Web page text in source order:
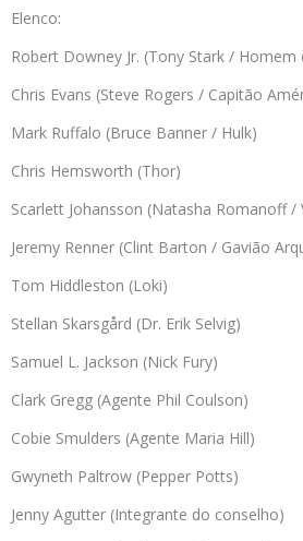
Elenco:
Robert Downey Jr. (Tony Stark / Homem
Chris Evans (Steve Rogers / Capitão
Mark Ruffalo (Bruce Banner / Hulk)
Chris Hemsworth (Thor)
Scarlett Johansson (Natasha Romanoff /
Jeremy Renner (Clint Barton / Gavião
Tom Hiddleston (Loki)
Stellan Skarsgård (Dr. Erik Selvig)
Samuel L. Jackson (Nick Fury)
Clark Gregg (Agente Phil Coulson)
Cobie Smulders (Agente Maria Hill)
Gwyneth Paltrow (Pepper Potts)
Jenny Agutter (Integrante do conselho)